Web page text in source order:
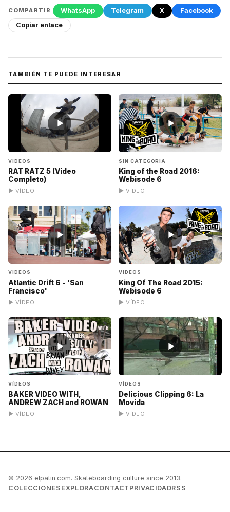
COMPARTIR WhatsApp Telegram X
Facebook
Copiar enlace
TAMBIÉN TE PUEDE INTERESAR
▶
VÍDEOS
RAT RATZ 5 (Video
Completo)
▶ VÍDEO
▶
SIN CATEGORÍA
King of the Road 2016:
Webisode 6
▶ VÍDEO
▶
VÍDEOS
Atlantic Drift 6 - 'San
Francisco'
▶ VÍDEO
▶
VÍDEOS
King Of The Road 2015:
Webisode 6
▶ VÍDEO
▶
VÍDEOS
BAKER VIDEO WITH,
ANDREW ZACH and ROWAN
▶ VÍDEO
▶
VÍDEOS
Delicious Clipping 6: La
Movida
▶ VÍDEO
© 2026 elpatin.com. Skateboarding culture since 2013.
COLECCIONES EXPLORACONTACT PRIVACIDADRSS